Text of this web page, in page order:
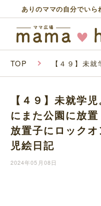
ありのママの自分でい
TOP 【４９】未
クオンされた
【４９】未就学
にまた公園に放置
放置子にロック
児絵日記
2024年05月08日